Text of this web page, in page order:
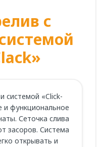
с
системой «Click-
и функциональное
Сеточка слива
засоров. Система
открывать и